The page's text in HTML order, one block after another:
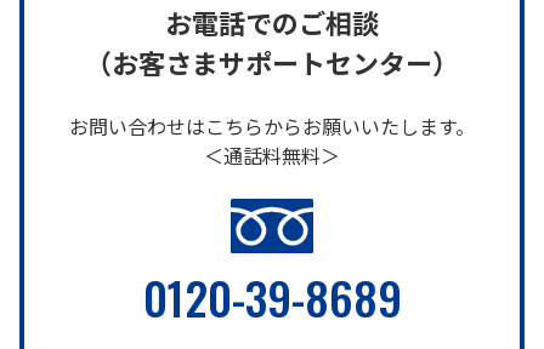
お電話でのご相談
（お客さまサポートセンター）
お問い合わせはこちらからお願いいたします。
＜通話料無料＞
0120-39-8689